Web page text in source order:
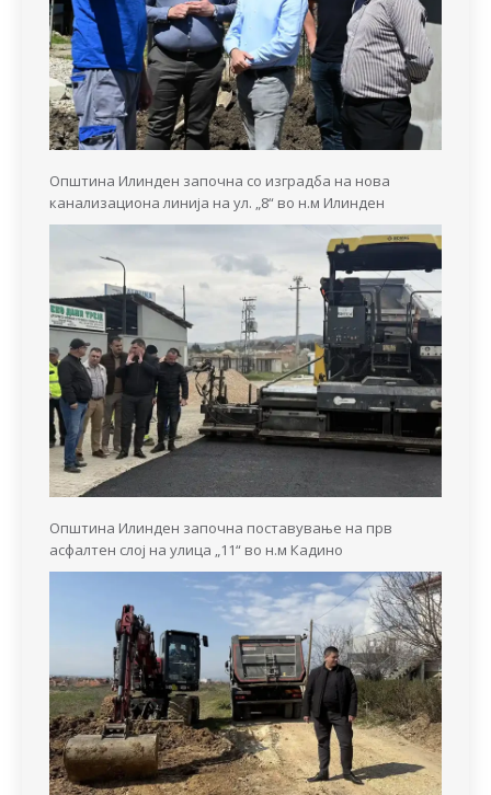
Општина Илинден започна со изградба на нова
канализациона линија на ул. „8“ во н.м Илинден
Општина Илинден започна поставување на прв
асфалтен слој на улица „11“ во н.м Кадино